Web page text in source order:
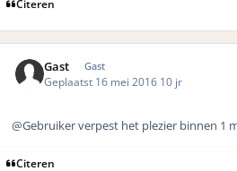
Citeren
Gast Gast
Geplaatst 16 mei 2016 10 jr
@Gebruiker verpest het plezier binnen 1
Citeren